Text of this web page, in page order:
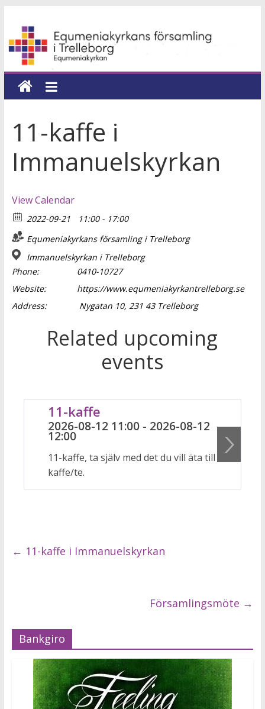
innehåll
Equmeniakyrkans
församling
i
Trelleborg
kyrka
livet
11-kaffe i
Immanuelskyrkan
View Calendar
2022-09-21
11:00 - 17:00
Equmeniakyrkans församling i Trelleborg
Immanuelskyrkan i Trelleborg
Phone:
0410-10727
Website:
https://www.equmeniakyrkantrelleborg.se
Address:
Nygatan 10, 231 43 Trelleborg
Related upcoming
events
11-kaffe
2026-08-12 11:00 - 2026-08-12
12:00
11-kaffe, ta själv med det du vill äta till
kaffe/te.
← 11-kaffe i Immanuelskyrkan
Församlingsmöte →
Bankgiro